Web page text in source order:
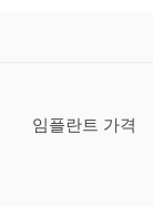
임플란트 가격